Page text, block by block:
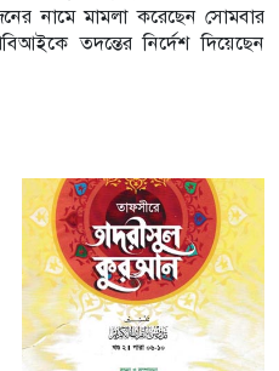
নামে মামলা করেছেন সোমবার
তদন্তের নির্দেশ দিয়েছেন